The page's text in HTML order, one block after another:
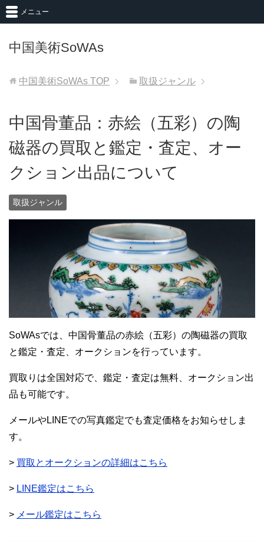
中国美術SoWAs
メニュー
中国美術SoWAs TOP 取扱ジャンル
中国骨董品：赤絵（五彩）の陶
磁器の買取と鑑定・査定、オー
クション出品について
取扱ジャンル
SoWAsでは、中国骨董品の赤絵（五彩）の陶磁器の買取
と鑑定・査定、オークションを行っています。
買取りは全国対応で、鑑定・査定は無料、オークション出
品も可能です。
メールやLINEでの写真鑑定でも査定価格をお知らせしま
す。
> 買取とオークションの詳細はこちら
> LINE鑑定はこちら
> メール鑑定はこちら